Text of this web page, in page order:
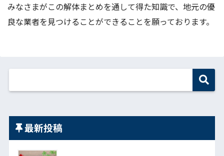
みなさまがこの解体まとめを通して得た知識で、地元の優
良な業者を見つけることができることを願っております。
最新投稿